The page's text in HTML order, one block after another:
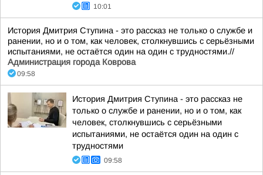
10:01
История Дмитрия Ступина - это рассказ не только о службе и
ранении, но и о том, как человек, столкнувшись с серьёзными
испытаниями, не остаётся один на один с трудностями.//
Администрация города Коврова
09:58
История Дмитрия Ступина - это рассказ не
только о службе и ранении, но и о том, как
человек, столкнувшись с серьёзными
испытаниями, не остаётся один на один с
трудностями
09:58